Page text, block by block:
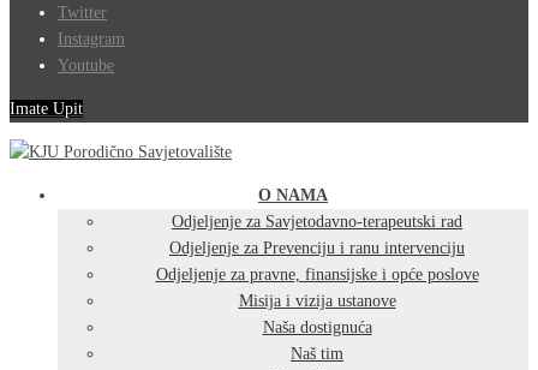
Twitter
Instagram
Youtube
Imate Upit
O NAMA
Odjeljenje za Savjetodavno-terapeutski rad
Odjeljenje za Prevenciju i ranu intervenciju
Odjeljenje za pravne, finansijske i opće poslove
Misija i vizija ustanove
Naša dostignuća
Naš tim